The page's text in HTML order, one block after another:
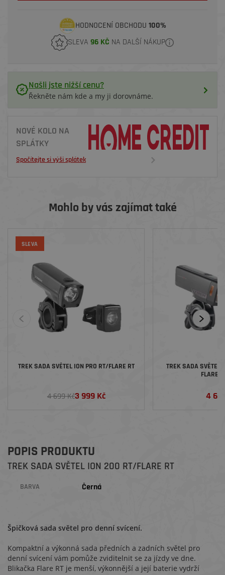
HODNOCENÍ OBCHODU 100%
SLEVA 96 KČ NA DALŠÍ NÁKUP
Našli jste nižší cenu?
Řekněte nám kde a my ji dorovnáme.
NOVÉ KOLO NA
SPLÁTKY
Spočítejte si výši splátek
Mohlo by vás zajímat také
SLEVA
TREK SADA SVĚTEL ION PRO RT/FLARE RT
4 699 Kč3 999 Kč
TREK SADA SVĚTEL
FLARE
4
POPIS PRODUKTU
TREK SADA SVĚTEL ION 200 RT/FLARE RT
BARVA Černá
Špičková sada světel pro denní svícení.
Kompaktní a výkonná sada předních a zadních světel pro
denní svícení vám pomůže zviditelnit se za jízdy ve dne.
Blikačka Flare RT je menší, výkonnější a její baterie vydrží